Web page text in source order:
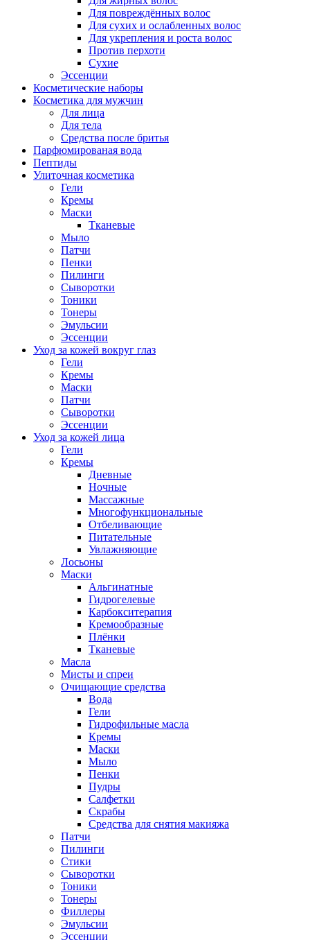
Для повреждённых волос
Для сухих и ослабленных волос
Для укрепления и роста волос
Против перхоти
Сухие
Эссенции
Косметические наборы
Косметика для мужчин
Для лица
Для тела
Средства после бритья
Парфюмированая вода
Пептиды
Улиточная косметика
Гели
Кремы
Маски
Тканевые
Мыло
Патчи
Пенки
Пилинги
Сыворотки
Тоники
Тонеры
Эмульсии
Эссенции
Уход за кожей вокруг глаз
Гели
Кремы
Маски
Патчи
Сыворотки
Эссенции
Уход за кожей лица
Гели
Кремы
Дневные
Ночные
Массажные
Многофункциональные
Отбеливающие
Питательные
Увлажняющие
Лосьоны
Маски
Альгинатные
Гидрогелевые
Карбокситерапия
Кремообразные
Плёнки
Тканевые
Масла
Мисты и спреи
Очищающие средства
Вода
Гели
Гидрофильные масла
Кремы
Маски
Мыло
Пенки
Пудры
Салфетки
Скрабы
Средства для снятия макияжа
Патчи
Пилинги
Стики
Сыворотки
Тоники
Тонеры
Филлеры
Эмульсии
Эссенции